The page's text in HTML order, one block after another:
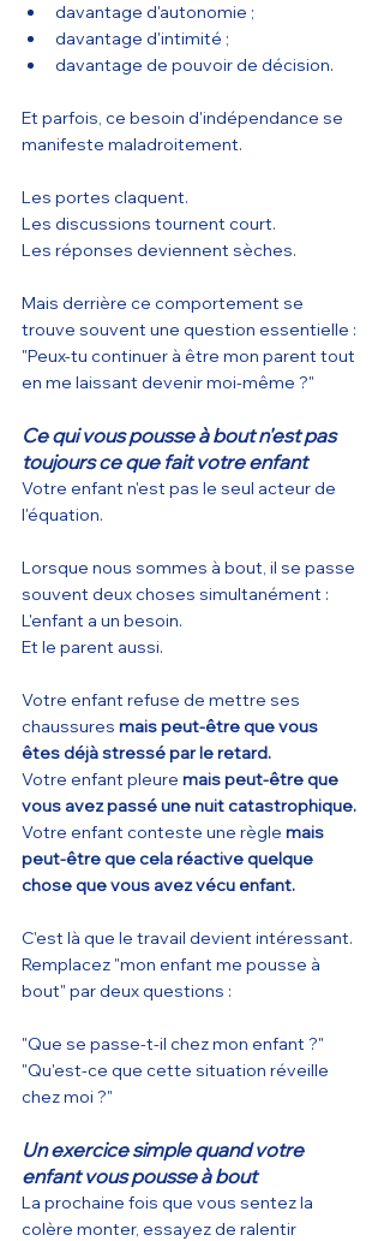
davantage d'autonomie ;
davantage d'intimité ;
davantage de pouvoir de décision.
Et parfois, ce besoin d'indépendance se
manifeste maladroitement.
Les portes claquent.
Les discussions tournent court.
Les réponses deviennent sèches.
Mais derrière ce comportement se
trouve souvent une question essentielle :
"Peux-tu continuer à être mon parent tout
en me laissant devenir moi-même ?"
Ce qui vous pousse à bout n'est pas
toujours ce que fait votre enfant
Votre enfant n'est pas le seul acteur de
l'équation.
Lorsque nous sommes à bout, il se passe
souvent deux choses simultanément :
L'enfant a un besoin.
Et le parent aussi.
Votre enfant refuse de mettre ses
chaussures mais peut-être que vous
êtes déjà stressé par le retard.
Votre enfant pleure mais peut-être que
vous avez passé une nuit catastrophique.
Votre enfant conteste une règle mais
peut-être que cela réactive quelque
chose que vous avez vécu enfant.
C'est là que le travail devient intéressant.
Remplacez "mon enfant me pousse à
bout" par deux questions :
"Que se passe-t-il chez mon enfant ?"
"Qu'est-ce que cette situation réveille
chez moi ?"
Un exercice simple quand votre
enfant vous pousse à bout
La prochaine fois que vous sentez la
colère monter, essayez de ralentir